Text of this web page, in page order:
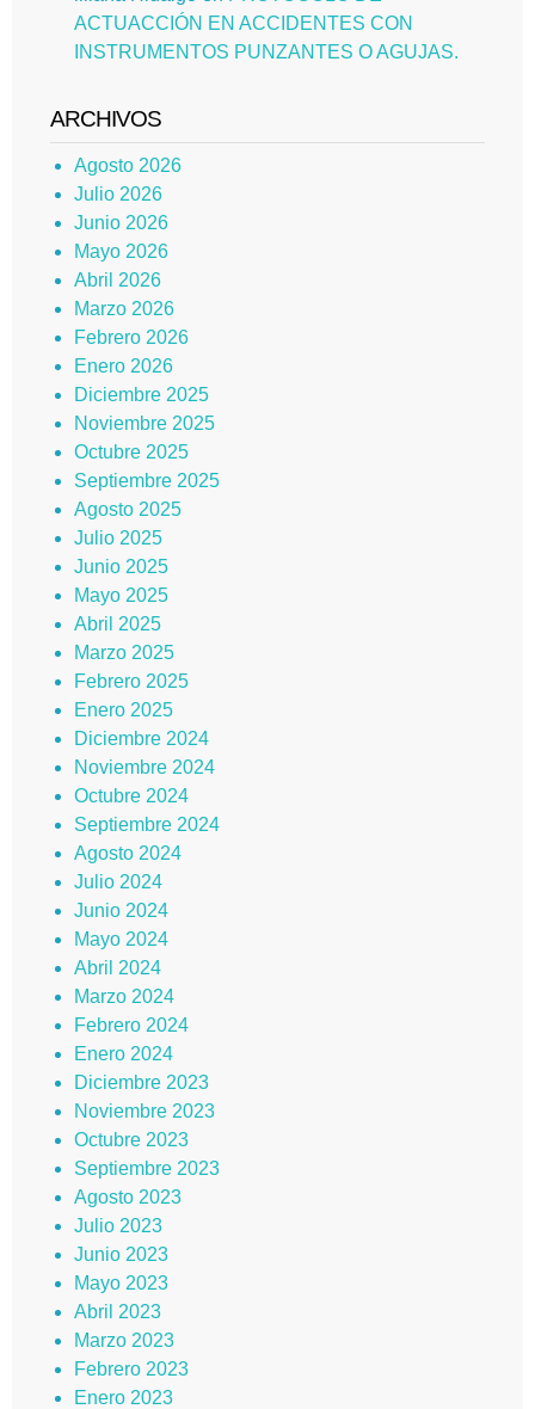
ACTUACCIÓN EN ACCIDENTES CON
INSTRUMENTOS PUNZANTES O AGUJAS.
ARCHIVOS
Agosto 2026
Julio 2026
Junio 2026
Mayo 2026
Abril 2026
Marzo 2026
Febrero 2026
Enero 2026
Diciembre 2025
Noviembre 2025
Octubre 2025
Septiembre 2025
Agosto 2025
Julio 2025
Junio 2025
Mayo 2025
Abril 2025
Marzo 2025
Febrero 2025
Enero 2025
Diciembre 2024
Noviembre 2024
Octubre 2024
Septiembre 2024
Agosto 2024
Julio 2024
Junio 2024
Mayo 2024
Abril 2024
Marzo 2024
Febrero 2024
Enero 2024
Diciembre 2023
Noviembre 2023
Octubre 2023
Septiembre 2023
Agosto 2023
Julio 2023
Junio 2023
Mayo 2023
Abril 2023
Marzo 2023
Febrero 2023
Enero 2023